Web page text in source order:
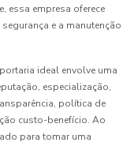
essa empresa oferece
e a manutenção
ideal envolve uma
especialização,
política de
custo-benefício. Ao
para tomar uma